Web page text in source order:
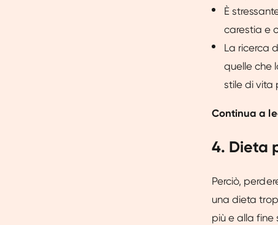
È
carestia e
La ricerca
quelle che
stile di vita
Continua a
4. Dieta
Perciò,
una dieta
più e alla fine